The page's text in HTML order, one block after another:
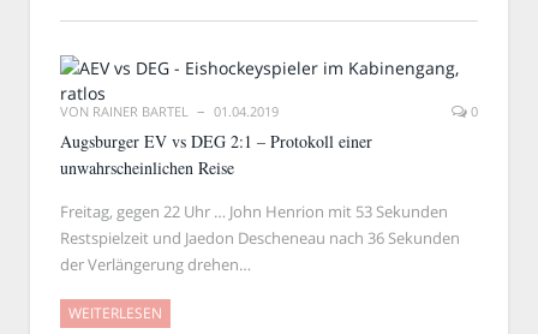
VON RAINER BARTEL 01.04.2019 0
Augsburger EV vs DEG 2:1 – Protokoll einer
unwahrscheinlichen Reise
Freitag, gegen 22 Uhr … John Henrion mit 53 Sekunden
Restspielzeit und Jaedon Descheneau nach 36 Sekunden
der Verlängerung drehen…
WEITERLESEN